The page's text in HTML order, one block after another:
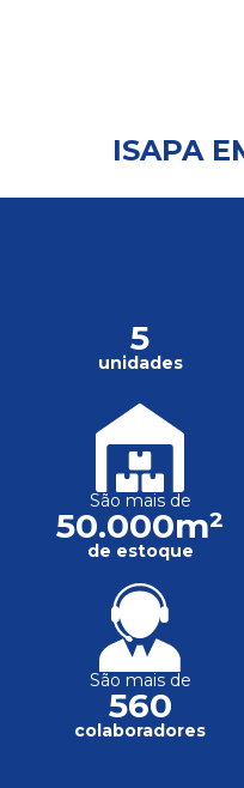
ISAPA
5
unidades
São mais de
50.000m²
de estoque
São mais de
560
colaboradores